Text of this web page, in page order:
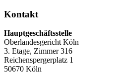
Kontakt
Hauptgeschäftsstelle
Oberlandesgericht Köln
3. Etage, Zimmer 316
Reichenspergerplatz 1
50670 Köln